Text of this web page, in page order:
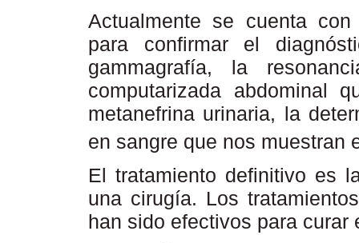
Actualmente se cuenta
para confirmar el
gammagrafía, la
computarizada abdominal
metanefrina urinaria, la
en sangre que nos muestran
El tratamiento definitivo es
una cirugía. Los
han sido efectivos para curar